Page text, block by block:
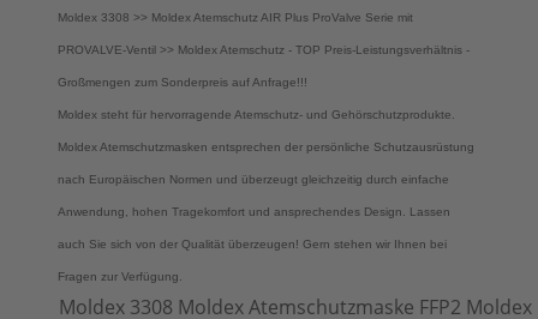
Moldex 3308 >> Moldex Atemschutz AIR Plus ProValve Serie mit
PROVALVE-Ventil >> Moldex Atemschutz - TOP Preis-Leistungsverhältnis -
Großmengen zum Sonderpreis auf Anfrage!!!
Moldex steht für hervorragende Atemschutz- und Gehörschutzprodukte.
Moldex Atemschutzmasken entsprechen der persönliche Schutzausrüstung
nach Europäischen Normen und überzeugt gleichzeitig durch einfache
Anwendung, hohen Tragekomfort und ansprechendes Design. Lassen
auch Sie sich von der Qualität überzeugen! Gern stehen wir Ihnen bei
Fragen zur Verfügung.
Moldex 3308 Moldex Atemschutzmaske FFP2 Moldex